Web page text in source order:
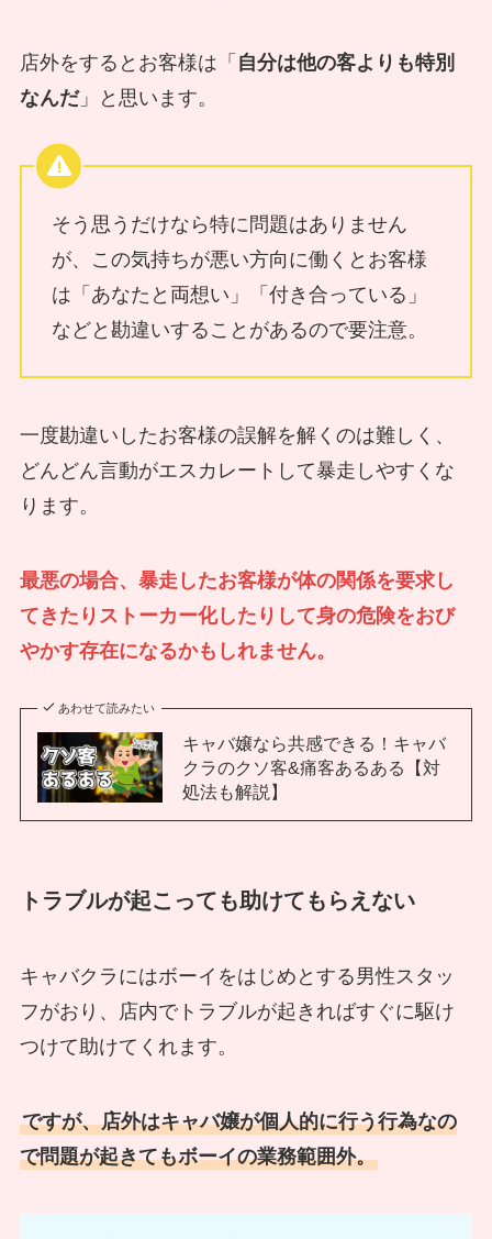
店外をするとお客様は「 自分は他の客よりも特別
なんだ」と思います。
そう思うだけなら特に問題はありません
が、この気持ちが悪い方向に働くとお客様
は「あなたと両想い」「付き合っている」
などと勘違いすることがあるので要注意。
一度勘違いしたお客様の誤解を解くのは難しく、
どんどん言動がエスカレートして暴走しやすくな
ります。
最悪の場合、暴走したお客様が体の関係を要求し
てきたりストーカー化したりして身の危険をおび
やかす存在になるかもしれません。
あわせて読みたい
キャバ嬢なら共感できる！キャバ
クラのクソ客&痛客あるある【対
処法も解説】
トラブルが起こっても助けてもらえない
キャバクラにはボーイをはじめとする男性スタッ
フがおり、店内でトラブルが起きればすぐに駆け
つけて助けてくれます。
ですが、店外はキャバ嬢が個人的に行う行為なの
で問題が起きてもボーイの業務範囲外。